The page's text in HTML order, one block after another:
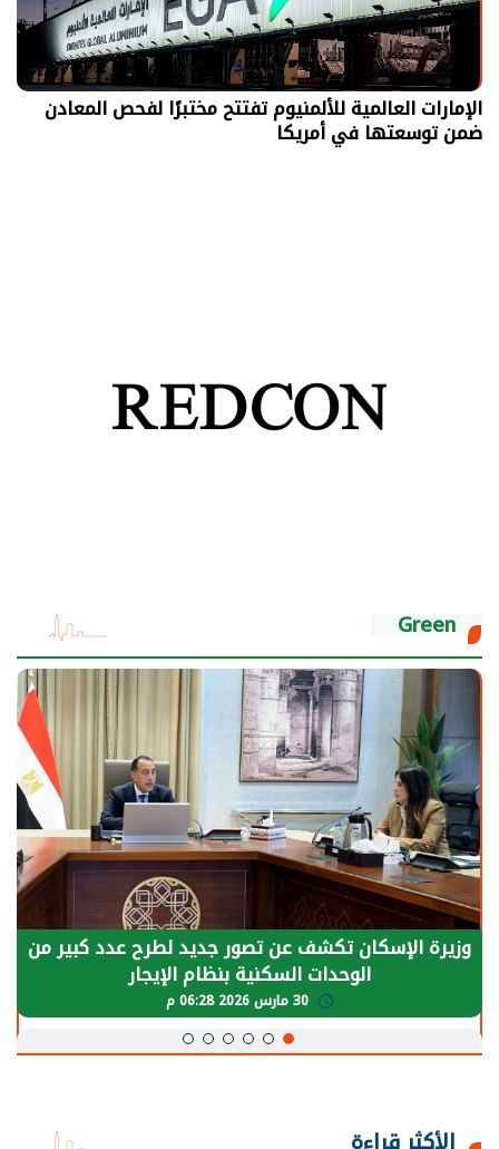
الإمارات العالمية للألمنيوم تفتتح مختبرًا لفحص المعادن
ضمن توسعتها في أمريكا
Green
تكشف عن تصور جديد لطرح عدد كبير من
الوحدات السكنية بنظام الإيجار
الرئيس